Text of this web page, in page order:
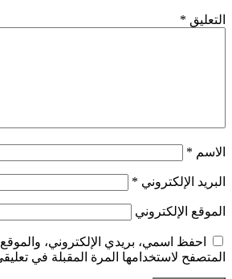
التعليق *
الاسم *
البريد الإلكتروني *
الموقع الإلكتروني
احفظ اسمي، بريدي الإلكتروني، والموقع
المتصفح لاستخدامها المرة المقبلة في